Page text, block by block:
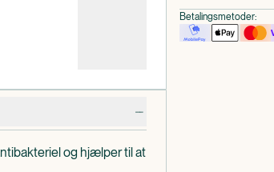
og hjælper til at
Betalingsmetoder: